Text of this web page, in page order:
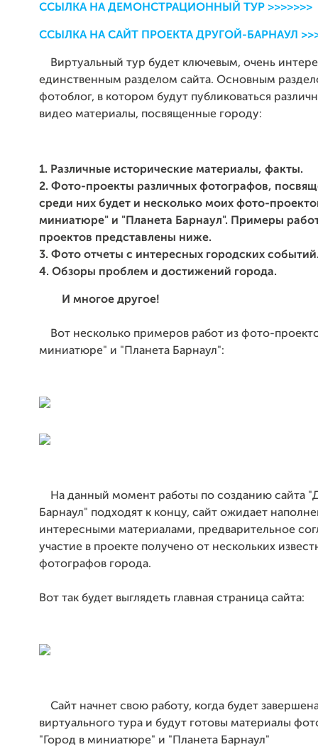
ССЫЛКА НА ДЕМОНСТРАЦИОННЫЙ ТУР >>>>>>>
ССЫЛКА НА САЙТ ПРОЕКТА ДРУГОЙ-БАРНАУЛ
Виртуальный тур будет ключевым, очень
единственным разделом сайта. Основным
фотоблог, в котором будут публиковаться
видео материалы, посвященные городу:
1. Различные исторические материалы, факты.
2. Фото-проекты различных фотографов,
среди них будет и несколько моих фото-
миниатюре" и "Планета Барнаул". Примеры
проектов представлены ниже.
3. Фото отчеты с интересных городских
4. Обзоры проблем и достижений города.
И многое другое!
Вот несколько примеров работ из фото-
миниатюре" и "Планета Барнаул":
На данный момент работы по созданию сайта
Барнаул" подходят к концу, сайт ожидает
интересными материалами, предварительное
участие в проекте получено от нескольких
фотографов города.
Вот так будет выглядеть главная страница сайта:
Сайт начнет свою работу, когда будет
виртуального тура и будут готовы материалы
"Город в миниатюре" и "Планета Барнаул"